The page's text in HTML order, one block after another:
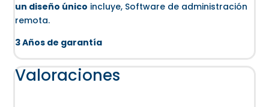
un diseño único incluye, Software de administración
remota.
3 Años de garantía
Valoraciones